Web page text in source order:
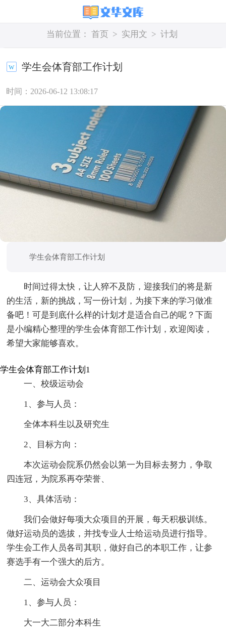
当前位置： 首页 > 实用文 > 计划
学生会体育部工作计划
时间：2026-06-12 13:08:17
学生会体育部工作计划
时间过得太快，让人猝不及防，迎接我们的将是新
的生活，新的挑战，写一份计划，为接下来的学习做准
备吧！可是到底什么样的计划才是适合自己的呢？下面
是小编精心整理的学生会体育部工作计划，欢迎阅读，
希望大家能够喜欢。
学生会体育部工作计划1
一、校级运动会
1、参与人员：
全体本科生以及研究生
2、目标方向：
本次运动会院系仍然会以第一为目标去努力，争取
四连冠，为院系再夺荣誉、
3、具体活动：
我们会做好每项大众项目的开展，每天积极训练。
做好运动员的选拔，并找专业人士给运动员进行指导。
学生会工作人员各司其职，做好自己的本职工作，让参
赛选手有一个强大的后方。
二、运动会大众项目
1、参与人员：
大一大二部分本科生